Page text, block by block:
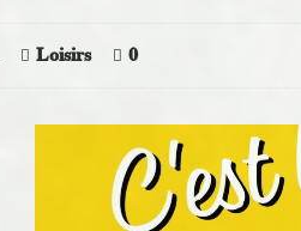
Loisirs 0